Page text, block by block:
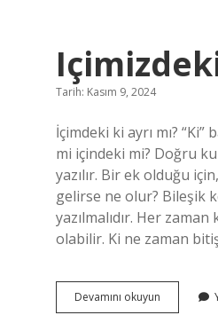
Tarih: Kasım 9, 2024
İçimdeki ki ayrı mı?
mi içindeki mi? Doğru
yazılır. Bir ek olduğu
gelirse ne olur? Bileşik
yazılmalıdır. Her
olabilir. Ki ne zaman
Devamını okuyun Içimizdeki
Ki